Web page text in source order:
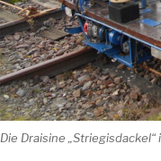
Die Draisine